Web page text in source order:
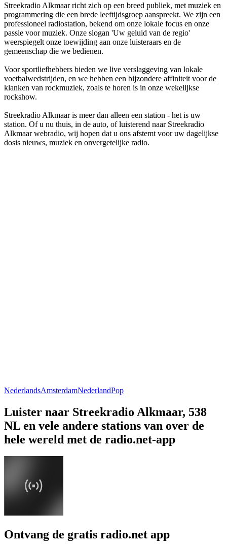
Streekradio Alkmaar richt zich op een breed publiek, met muziek en
programmering die een brede leeftijdsgroep aanspreekt. We zijn een
professioneel radiostation, bekend om onze lokale focus en onze
passie voor muziek. Onze slogan 'Uw geluid van de regio'
weerspiegelt onze toewijding aan onze luisteraars en de
gemeenschap die we bedienen.
Voor sportliefhebbers bieden we live verslaggeving van lokale
voetbalwedstrijden, en we hebben een bijzondere affiniteit voor de
klanken van rockmuziek, zoals te horen is in onze wekelijkse
rockshow.
Streekradio Alkmaar is meer dan alleen een station - het is uw
station. Of u nu thuis, in de auto, of luisterend naar Streekradio
Alkmaar webradio, wij hopen dat u ons afstemt voor uw dagelijkse
dosis nieuws, muziek en onvergetelijke radio.
NederlandsAmsterdamNederlandPop
Luister naar Streekradio Alkmaar, 538
NL en vele andere stations van over de
hele wereld met de radio.net-app
Ontvang de gratis radio.net app